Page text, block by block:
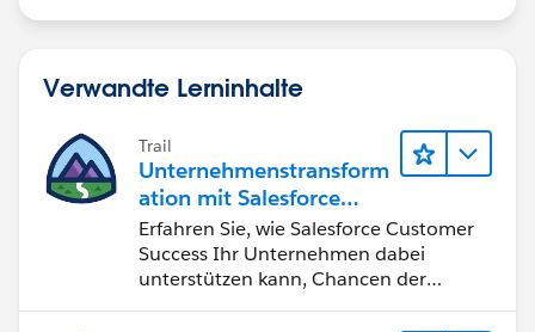
Shiv
Verwandte Lerninhalte
Trail
Unternehmenstransform
ation mit Salesforce
Customer Success
Erfahren Sie, wie Salesforce Customer
Success Ihr Unternehmen dabei
unterstützen kann, Chancen der